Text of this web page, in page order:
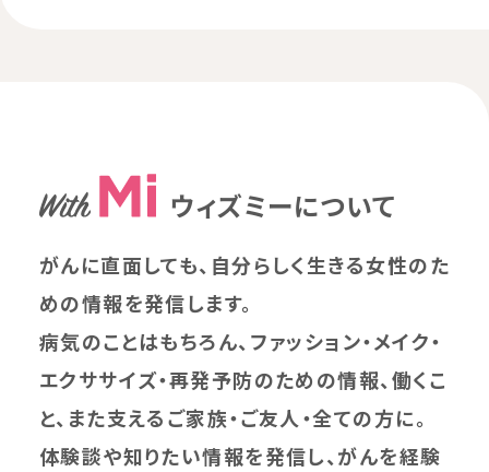
ウィズミーについて
がんに直面しても、自分らしく生きる女性のた
めの情報を発信します。
病気のことはもちろん、ファッション・メイク・
エクササイズ・再発予防のための情報、働くこ
と、また支えるご家族・ご友人・全ての方に。
体験談や知りたい情報を発信し、がんを経験